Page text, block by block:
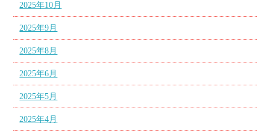
2025年10月
2025年9月
2025年8月
2025年6月
2025年5月
2025年4月